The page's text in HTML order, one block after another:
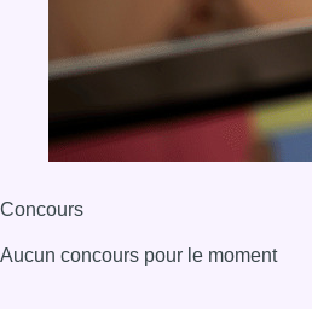
Concours
Aucun concours pour le moment